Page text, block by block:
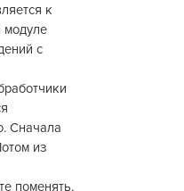
к
модуле
с
Сначала
из
поменять,